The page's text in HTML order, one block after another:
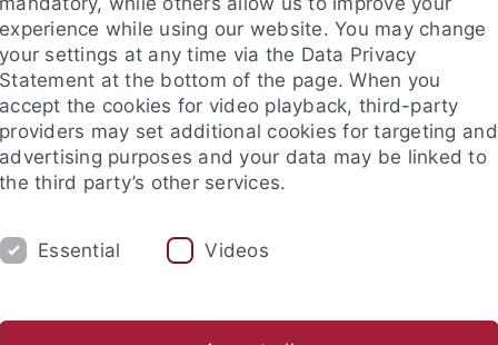
FORSCHUNG
Lehrstuhl für Lateinische Philologie mit einem
experience while using our website. You may change
your settings at any time via the Data Privacy
Statement at the bottom of the page. When you
accept the cookies for video playback, third-party
providers may set additional cookies for targeting and
advertising purposes and your data may be linked to
the third party’s other services.
Essential Videos